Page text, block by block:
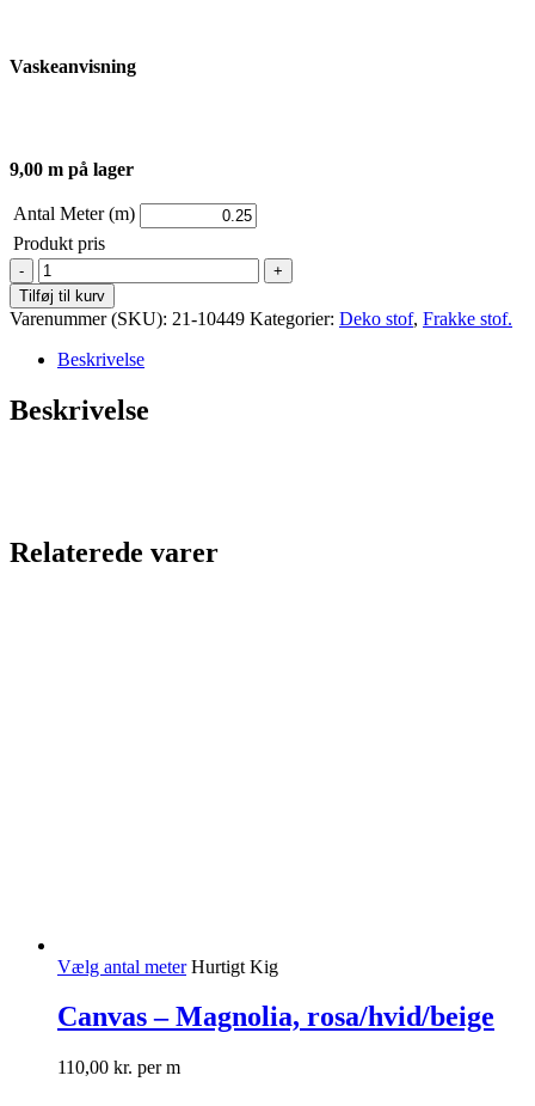
Vaskeanvisning
9,00 m på lager
Antal Meter (m)
Produkt pris
Frakke
stof
-
Lyserød
sildeben
antal
Tilføj til kurv
Varenummer (SKU): 21-10449 Kategorier: Deko stof, Frakke stof.
Beskrivelse
Beskrivelse
Relaterede varer
Vælg antal meter Hurtigt Kig
Canvas – Magnolia, rosa/hvid/beige
110,00 kr. per m